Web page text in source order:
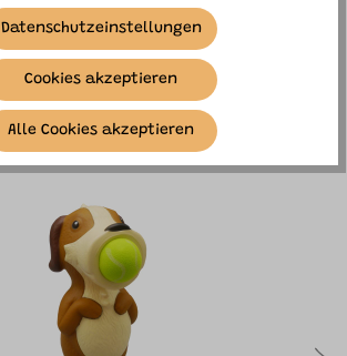
SIMILAR ITEMS
Datenschutzeinstellungen
Cookies akzeptieren
Alle Cookies akzeptieren